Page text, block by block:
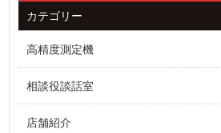
カテゴリー
高精度測定機
相談役談話室
店舗紹介